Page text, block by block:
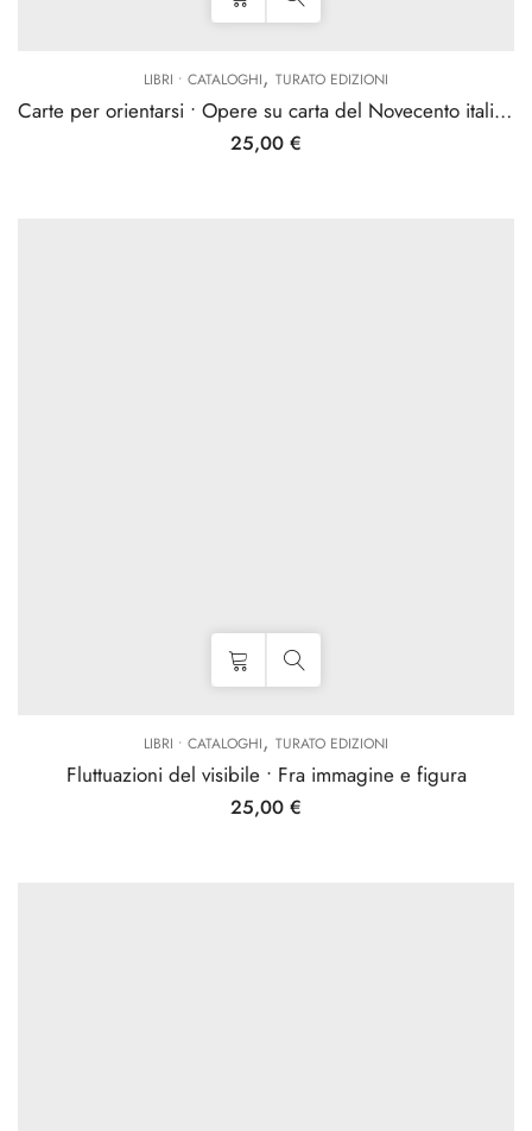
LIBRI • CATALOGHI, TURATO EDIZIONI
Carte per orientarsi • Opere su carta del Novecento italiano
25,00 €
LIBRI • CATALOGHI, TURATO EDIZIONI
Fluttuazioni del visibile • Fra immagine e figura
25,00 €